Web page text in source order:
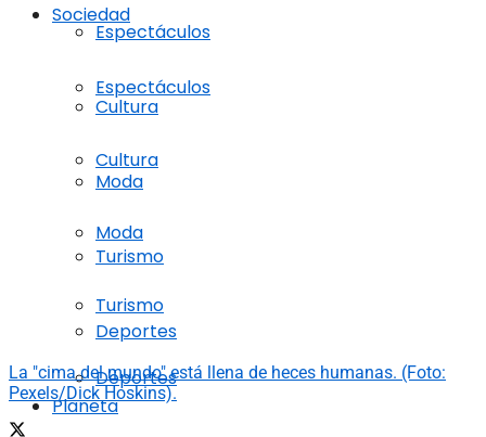
Espectáculos
Cultura
Moda
Turismo
Deportes
Planeta
Sociedad
Espectáculos
Cultura
Moda
Turismo
Deportes
La "cima del mundo" está llena de heces humanas. (Foto:
Pexels/Dick Hoskins).